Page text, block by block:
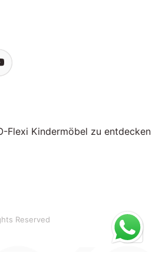
Flexi Kindermöbel zu entdecken
Reserved